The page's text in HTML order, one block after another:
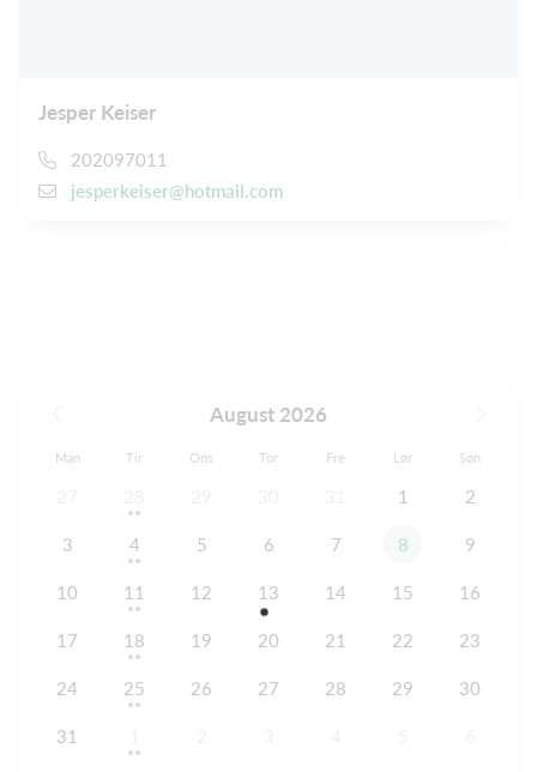
Jesper Keiser
202097011
jesperkeiser@hotmail.com
August 2026
Man Tir Ons Tor Fre Lør Søn
1 2
3 4 5 6 7 8 9
10 11 12 13 14 15 16
17 18 19 20 21 22 23
24 25 26 27 28 29 30
31